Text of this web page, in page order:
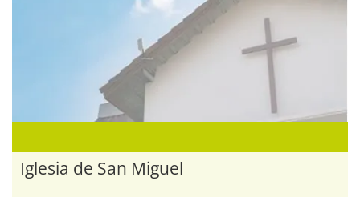
Iglesia de San Miguel